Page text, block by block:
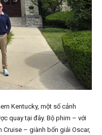
Kentucky, một số cảnh
quay tại đây. Bộ phim – với
– giành bốn giải Oscar,